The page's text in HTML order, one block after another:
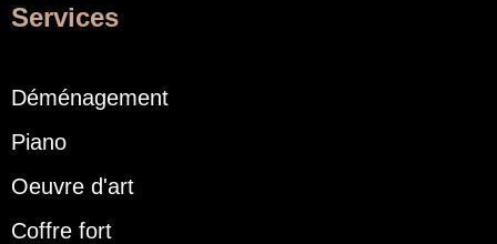
Services
Déménagement
Piano
Oeuvre d'art
Coffre fort